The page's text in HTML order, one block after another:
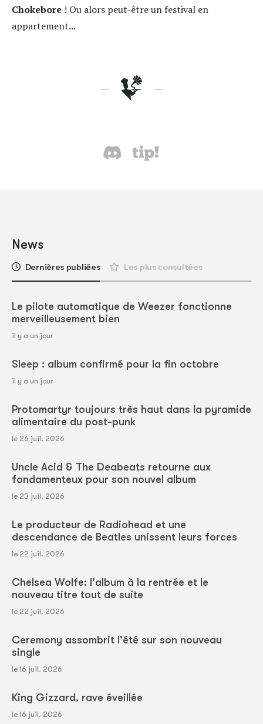
Chokebore ! Ou alors peut-être un festival en
appartement...
News
Dernières publiées Les plus consultées
Le pilote automatique de Weezer fonctionne
merveilleusement bien
il y a un jour
Sleep : album confirmé pour la fin octobre
il y a un jour
Protomartyr toujours très haut dans la pyramide
alimentaire du post-punk
le 26 juil. 2026
Uncle Acid & The Deabeats retourne aux
fondamenteux pour son nouvel album
le 23 juil. 2026
Le producteur de Radiohead et une
descendance de Beatles unissent leurs forces
le 22 juil. 2026
Chelsea Wolfe: l'album à la rentrée et le
nouveau titre tout de suite
le 22 juil. 2026
Ceremony assombrit l'été sur son nouveau
single
le 16 juil. 2026
King Gizzard, rave éveillée
le 16 juil. 2026